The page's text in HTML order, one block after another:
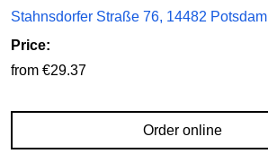
Stahnsdorfer Straße 76, 14482 Potsdam
Price:
from €29.37
Order online